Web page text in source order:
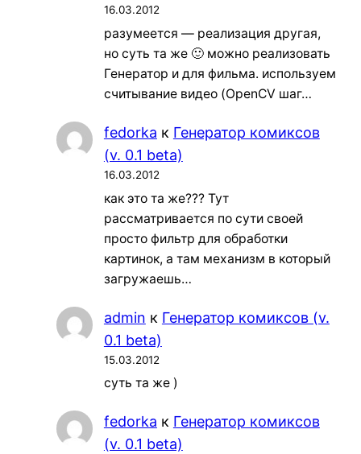
16.03.2012
разумеется — реализация другая,
но суть та же 🙂 можно реализовать
Генератор и для фильма. используем
считывание видео (OpenCV шаг…
fedorka к Генератор комиксов
(v. 0.1 beta)
16.03.2012
как это та же??? Тут
рассматривается по сути своей
просто фильтр для обработки
картинок, а там механизм в который
загружаешь…
admin к Генератор комиксов (v.
0.1 beta)
15.03.2012
суть та же )
fedorka к Генератор комиксов
(v. 0.1 beta)